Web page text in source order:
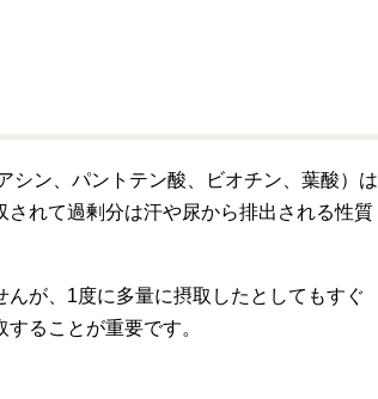
シン、パントテン酸、ビオチン、葉酸）は
されて過剰分は汗や尿から排出される性質
が、1度に多量に摂取したとしてもすぐ
することが重要です。